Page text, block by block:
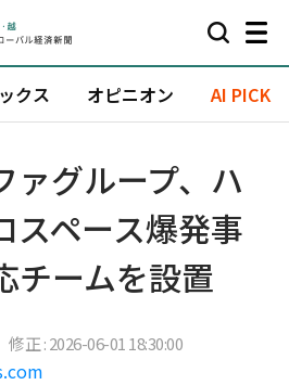
クス オピニオン AI PICK
ァグループ、ハ
スペース爆発事
チームを設置
修正 : 2026-06-01 18:30:00